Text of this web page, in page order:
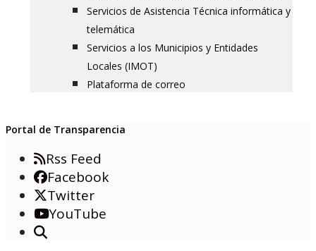
Servicios de Asistencia Técnica informática y
telemática
Servicios a los Municipios y Entidades
Locales (IMOT)
Plataforma de correo
Portal de Transparencia
Rss Feed
Facebook
Twitter
YouTube